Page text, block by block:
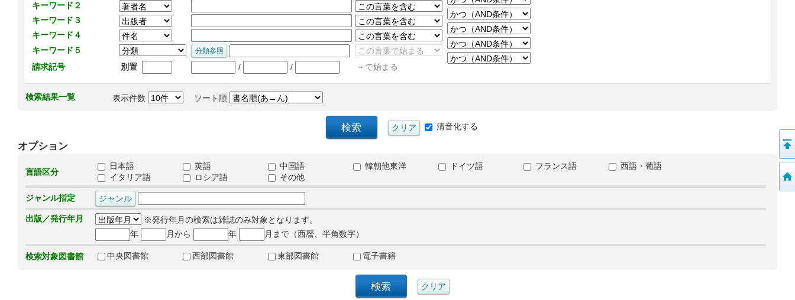
キーワード２
キーワード３
キーワード４
キーワード５
請求記号
別置 / / ～で始まる
検索結果一覧 表示件数 ソート順
清音化する
オプション
言語区分
日本語 英語 中国語 韓朝他東洋 ドイツ語 フランス語
西語・葡語
イタリア語
ロシア語 その他
ジャンル指定
出版／発行年月
※発行年月の検索は雑誌のみ対象となります。
年
月から 年 月まで（西暦、半角数字）
検索対象図書館 中央図書館 西部図書館 東部図書館 電子書籍